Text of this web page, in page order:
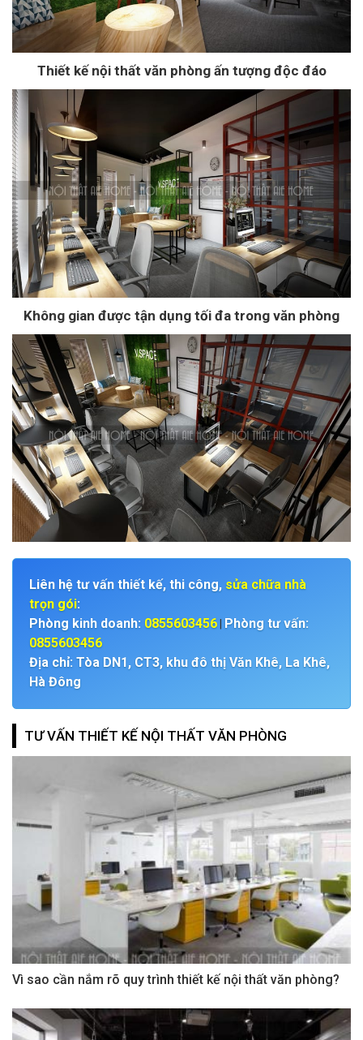
Thiết kế nội thất văn phòng ấn tượng độc đáo
Không gian được tận dụng tối đa trong văn phòng
Liên hệ tư vấn thiết kế, thi công, sửa chữa nhà
trọn gói:
Phòng kinh doanh: 0855603456 Phòng tư vấn:
0855603456
Địa chỉ: Tòa DN1, CT3, khu đô thị Văn Khê, La Khê,
Hà Đông
TƯ VẤN THIẾT KẾ NỘI THẤT VĂN PHÒNG
Vì sao cần nắm rõ quy trình thiết kế nội thất văn phòng?